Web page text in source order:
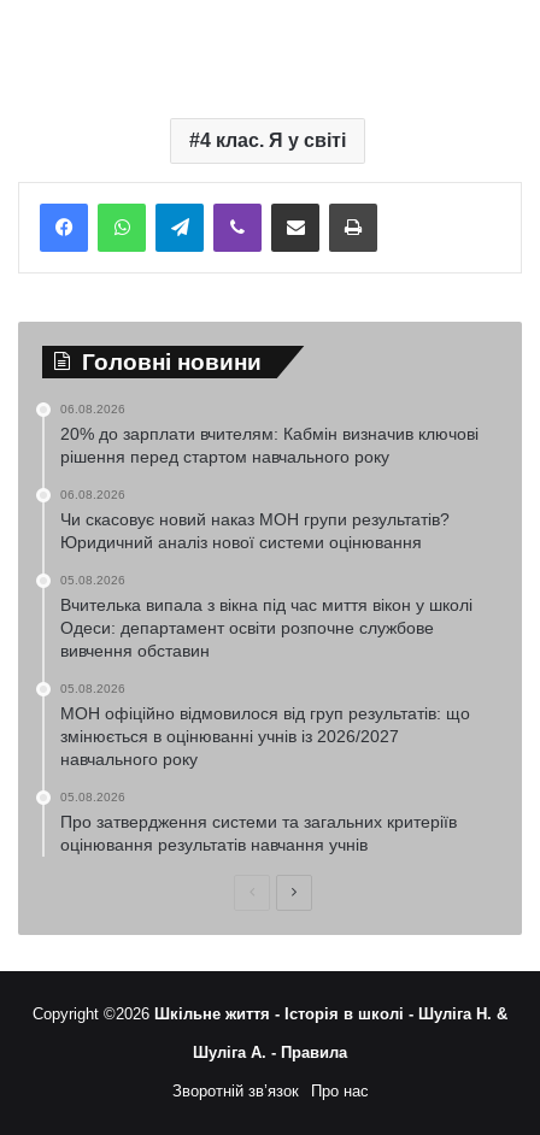
4 клас. Я у світі
TelegramViber Надіслати електронною поштоюНадрукувати
Головні новини
06.08.2026
20% до зарплати вчителям: Кабмін визначив ключові
рішення перед стартом навчального року
06.08.2026
Чи скасовує новий наказ МОН групи результатів?
Юридичний аналіз нової системи оцінювання
05.08.2026
Вчителька випала з вікна під час миття вікон у школі
Одеси: департамент освіти розпочне службове
вивчення обставин
05.08.2026
МОН офіційно відмовилося від груп результатів: що
змінюється в оцінюванні учнів із 2026/2027
навчального року
05.08.2026
Про затвердження системи та загальних критеріїв
оцінювання результатів навчання учнів
ПопередняНаступна
Copyright ©2026 Шкільне життя - Історія в школі - Шуліга Н. &
Шуліга А. - Правила
Зворотній зв’язок Про нас